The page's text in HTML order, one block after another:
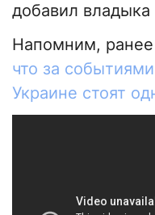
добавил владыка
Напомним, ранее
что за
Украине стоят